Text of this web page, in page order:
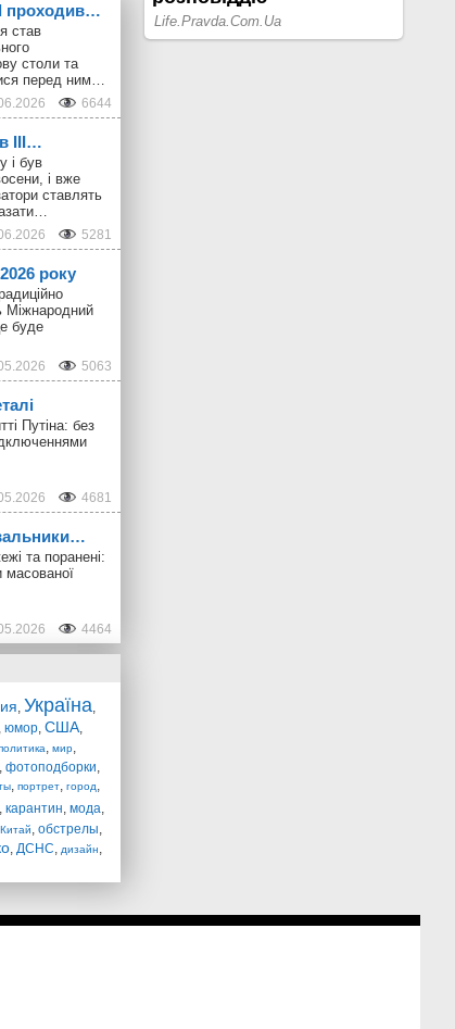
проходив…
став
столи та
перед ним…
6644
III…
і був
і вже
ставлять
5281
року
Міжнародний
буде
5063
Путіна: без
4681
та поранені:
масованої
4464
, Україна,
, юмор, США,
, мир,
, фотоподборки,
, портрет, город,
, карантин, мода,
Китай, обстрелы,
, ДСНС, дизайн,